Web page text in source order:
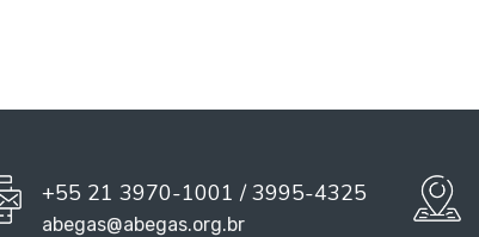
+55 21 3970-1001 / 3995-4325
abegas@abegas.org.br